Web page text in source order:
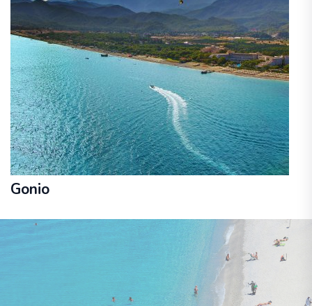
Gonio
30. aug. - 05. sep.